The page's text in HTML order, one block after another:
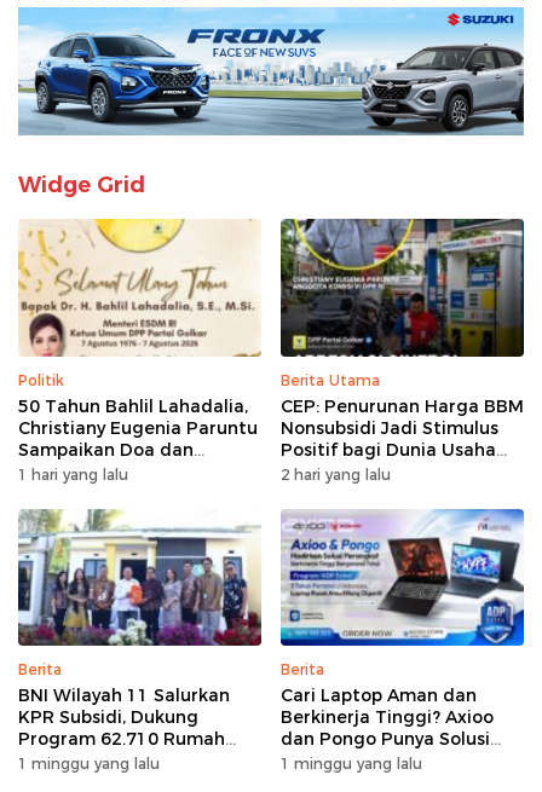
Widge Grid
Politik
50 Tahun Bahlil Lahadalia,
Christiany Eugenia Paruntu
Sampaikan Doa dan
Harapan
1 hari yang lalu
Berita Utama
CEP: Penurunan Harga BBM
Nonsubsidi Jadi Stimulus
Positif bagi Dunia Usaha
dan Pertumbuhan Ekonomi
2 hari yang lalu
Berita
BNI Wilayah 11 Salurkan
KPR Subsidi, Dukung
Program 62.710 Rumah
Bersubsidi
1 minggu yang lalu
Berita
Cari Laptop Aman dan
Berkinerja Tinggi? Axioo
dan Pongo Punya Solusi
dengan Garansi Ekstra
1 minggu yang lalu